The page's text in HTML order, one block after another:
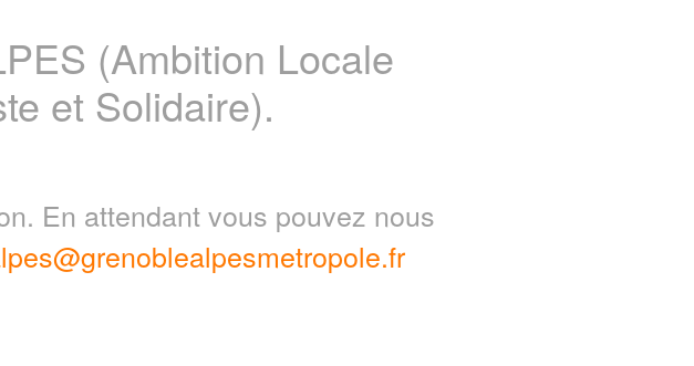
(Ambition Locale
et Solidaire).
En attendant vous pouvez nous